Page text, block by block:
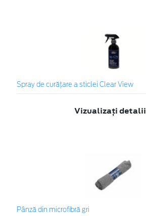
Spray de curățare a sticlei Clear View
Vizualizați detalii
Pânză din microfibră gri